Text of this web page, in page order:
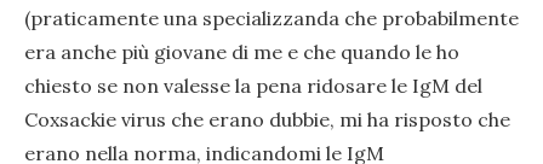
(praticamente una specializzanda che probabilmente
era anche più giovane di me e che quando le ho
chiesto se non valesse la pena ridosare le IgM del
Coxsackie virus che erano dubbie, mi ha risposto che
erano nella norma, indicandomi le IgM